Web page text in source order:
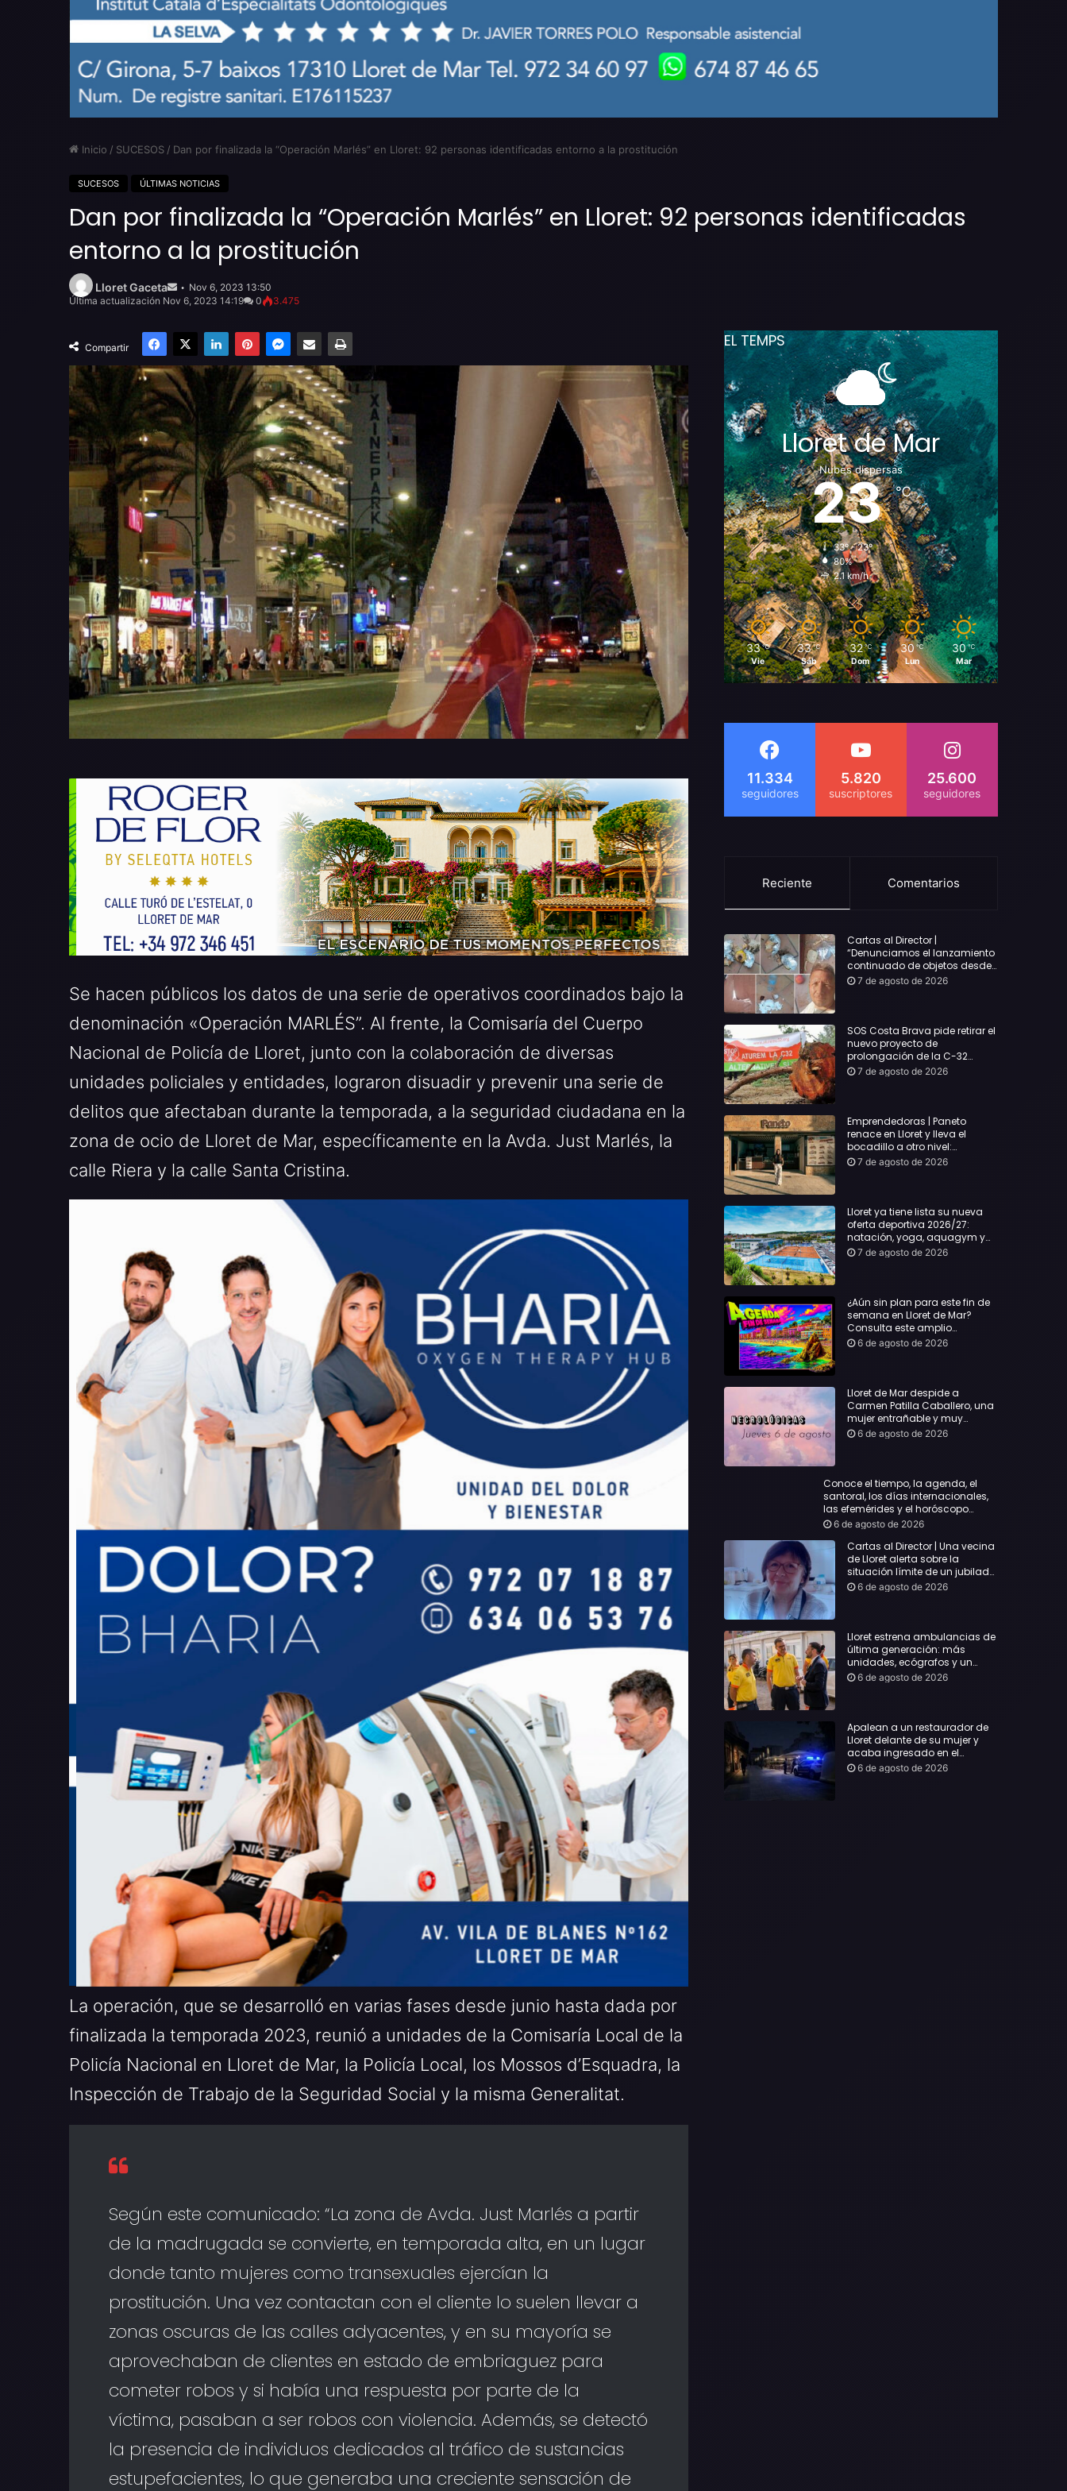
Inicio / SUCESOS / Dan por finalizada la “Operación Marlés” en Lloret: 92 personas identificadas entorno a la prostitución
SUCESOS ÚLTIMAS NOTICIAS
Dan por finalizada la “Operación Marlés” en Lloret: 92 personas identificadas
entorno a la prostitución
Lloret Gaceta
emailNov 6, 2023 13:50
Última actualización Nov 6, 2023 14:19
0 3.475
Compartir
Facebook
X LinkedInPinterestMessenger
Compartir por email Imprimir
Se hacen públicos los datos de una serie de operativos coordinados bajo la
denominación «Operación MARLÉS”. Al frente, la Comisaría del Cuerpo
Nacional de Policía de Lloret, junto con la colaboración de diversas
unidades policiales y entidades, lograron disuadir y prevenir una serie de
delitos que afectaban durante la temporada, a la seguridad ciudadana en la
zona de ocio de Lloret de Mar, específicamente en la Avda. Just Marlés, la
calle Riera y la calle Santa Cristina.
La operación, que se desarrolló en varias fases desde junio hasta dada por
finalizada la temporada 2023, reunió a unidades de la Comisaría Local de la
Policía Nacional en Lloret de Mar, la Policía Local, los Mossos d’Esquadra, la
Inspección de Trabajo de la Seguridad Social y la misma Generalitat.
Según este comunicado: “La zona de Avda. Just Marlés a partir
de la madrugada se convierte, en temporada alta, en un lugar
donde tanto mujeres como transexuales ejercían la
prostitución. Una vez contactan con el cliente lo suelen llevar a
zonas oscuras de las calles adyacentes, y en su mayoría se
aprovechaban de clientes en estado de embriaguez para
cometer robos y si había una respuesta por parte de la
víctima, pasaban a ser robos con violencia. Además, se detectó
la presencia de individuos dedicados al tráfico de sustancias
estupefacientes, lo que generaba una creciente sensación de
EL TEMPS
Lloret de Mar
Nubes dispersas
23℃
33º - 23º
80%
2.1 km/h
33 ℃
Vie
33 ℃
Sáb
32 ℃
Dom
30 ℃
Lun
30 ℃
Mar
11.334 5.820 25.600
Reciente Comentarios
Cartas al Director |
“Denunciamos el lanzamiento
continuado de objetos desde
alojamientos turísticos a
7 de agosto de 2026
SOS Costa Brava pide retirar el
nuevo proyecto de
prolongación de la C-32
hasta Lloret y reclama la
7 de agosto de 2026
Emprendedoras | Paneto
renace en Lloret y lleva el
bocadillo a otro nivel:
producto km 0 y espíritu
7 de agosto de 2026
Lloret ya tiene lista su nueva
oferta deportiva 2026/27:
natación, yoga, aquagym y
decenas de actividades para
7 de agosto de 2026
¿Aún sin plan para este fin de
semana en Lloret de Mar?
Consulta este amplio
recopilatorio de planes:
6 de agosto de 2026
Lloret de Mar despide a
Carmen Patilla Caballero, una
mujer entrañable y muy
querida
6 de agosto de 2026
Conoce el tiempo, la agenda, el
santoral, los días internacionales,
las efemérides y el horóscopo…
6 de agosto de 2026
Cartas al Director | Una vecina
de Lloret alerta sobre la
situación límite de un jubilado
de 65 años y pide una
6 de agosto de 2026
Lloret estrena ambulancias de
última generación: más
unidades, ecógrafos y un
servicio reforzado las 24 horas
6 de agosto de 2026
Apalean a un restaurador de
Lloret delante de su mujer y
acaba ingresado en el
Hospital Vall d’Hebron
6 de agosto de 2026